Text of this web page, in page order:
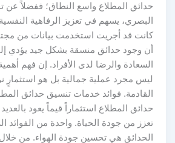
حدائق المطلاع واسع النطاق؛ ففضلاً عن
البصري، يسهم في تعزيز الرفاهية
كانت قد أجريت استخدمت بيانات من
أن وجود حدائق منسقة بشكل جيد يؤدي
السعادة والرضا لدى الأفراد. إن فهم
ليس مجرد عملية جمالية بل هو استثمارٍ
القادمة. فوائد خدمات تنسيق حدائق
حدائق المطلاع استثماراً قيماً يعود
تعزز من جودة الحياة. واحدة من الفوائد
الحدائق هي تحسين جودة الهواء. من خلال